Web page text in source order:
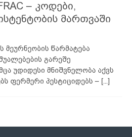
– კოდები,
მართვაში
წარმატება
გარეშე
უდიდესი მნიშვნელობა აქვს
ფერმერი პესტიციდებს – [...]